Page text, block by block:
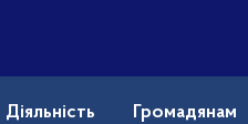
Діяльність Громадянам